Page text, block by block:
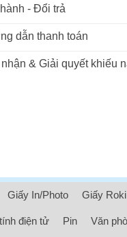
- Đổi trả
dẫn thanh toán
& Giải quyết khiếu
Giấy In/Photo Giấy Roki
điện tử Pin Văn